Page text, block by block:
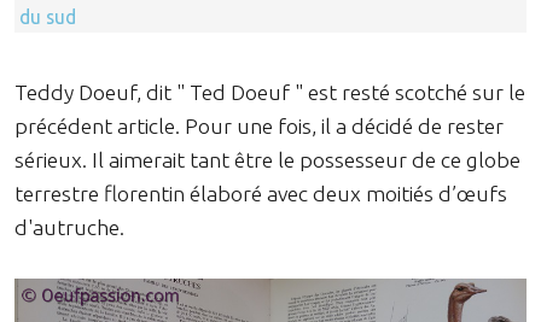
du sud
Teddy Doeuf, dit " Ted Doeuf " est resté scotché sur le
précédent article. Pour une fois, il a décidé de rester
sérieux. Il aimerait tant être le possesseur de ce globe
terrestre florentin élaboré avec deux moitiés d’œufs
d'autruche.